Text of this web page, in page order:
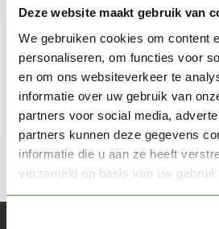
Deze website maakt gebruik van
We gebruiken cookies om content
personaliseren, om functies voor
en om ons websiteverkeer te
informatie over uw gebruik van
partners voor social media,
partners kunnen deze gegevens
informatie die u aan ze heeft
verzameld op basis van uw
Metal Color Copper - 32ml - 77710
€9,31
Niet op voorraad